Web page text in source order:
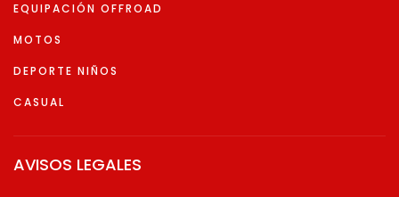
EQUIPACIÓN OFFROAD
MOTOS
DEPORTE NIÑOS
CASUAL
AVISOS LEGALES